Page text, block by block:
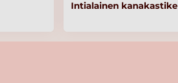
Intialainen kanakastike